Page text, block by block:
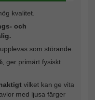
kvalitet.
och
som störande.
, ger primärt fysiskt
vilket kan ge vita
med ljusa färger